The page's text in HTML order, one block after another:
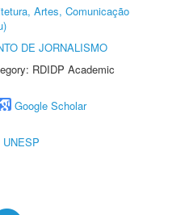
Artes, Comunicação
DE JORNALISMO
RDIDP Academic
Google Scholar